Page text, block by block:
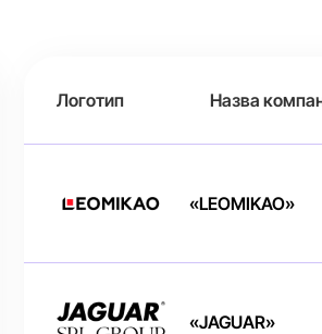
Логотип Назва
«LEOMIKAO»
«JAGUAR»